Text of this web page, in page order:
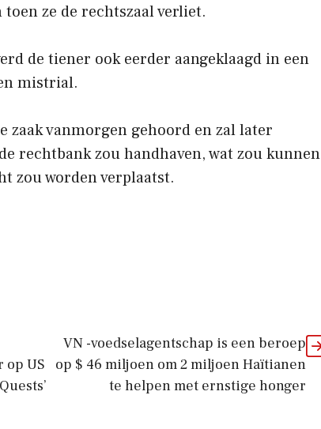
ze de rechtszaal verliet.
de tiener ook eerder aangeklaagd in een
mistrial.
zaak vanmorgen gehoord en zal later
rechtbank zou handhaven, wat zou kunnen
zou worden verplaatst.
US
VN -voedselagentschap is een beroep
op $ 46 miljoen om 2 miljoen Haïtianen
te helpen met ernstige honger